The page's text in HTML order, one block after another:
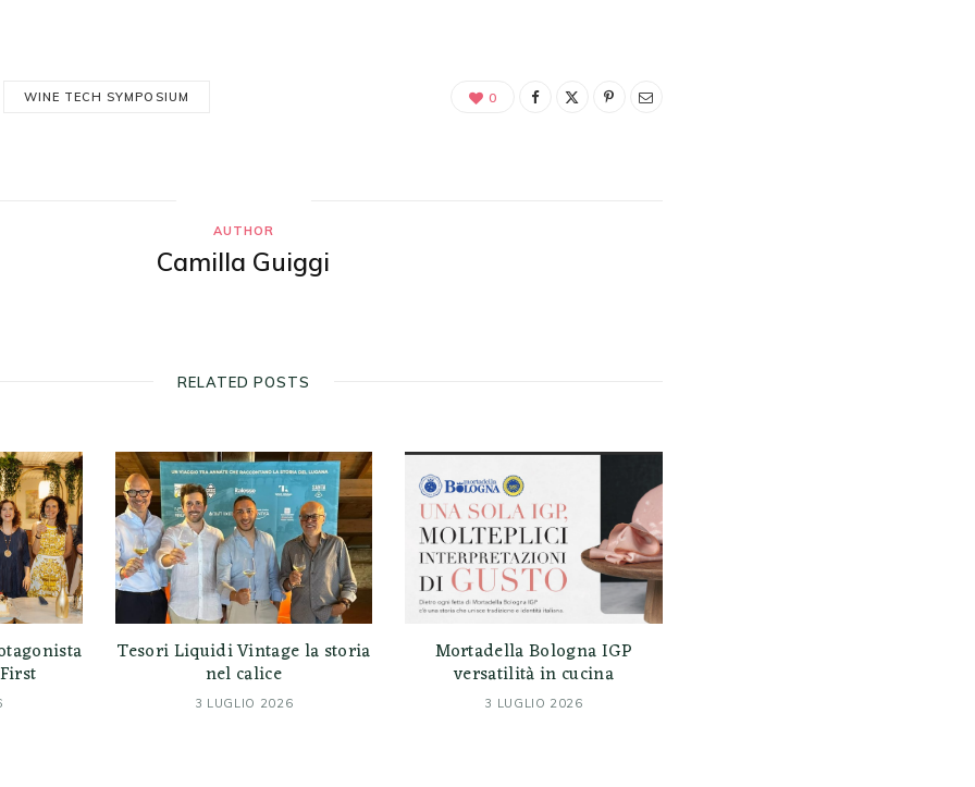
WINE TECH SYMPOSIUM 0
AUTHOR
Camilla Guiggi
RELATED POSTS
Tesori Liquidi Vintage la storia
nel calice
3 LUGLIO 2026
Mortadella Bologna IGP
versatilità in cucina
3 LUGLIO 2026